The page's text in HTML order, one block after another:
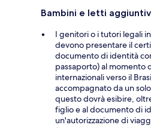
Bambini e letti
I genitori o i tutori legali
devono presentare il
documento di identità
passaporto) al momento
internazionali verso il
accompagnato da un
questo dovrà esibire,
figlio e al documento di
un'autorizzazione di